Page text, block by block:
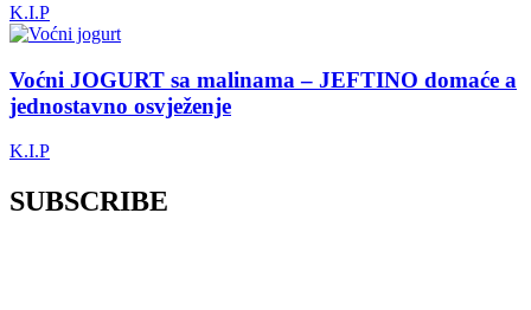
K.I.P
Voćni JOGURT sa malinama – JEFTINO domaće a
jednostavno osvježenje
K.I.P
SUBSCRIBE